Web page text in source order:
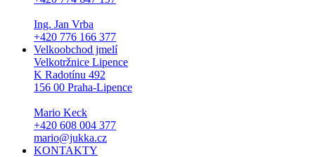
Ing. Jan Vrba
+420 776 166 377
Velkoobchod jmelí
Velkotržnice Lipence
K Radotínu 492
156 00 Praha-Lipence
Mario Keck
+420 608 004 377
mario@jukka.cz
KONTAKTY